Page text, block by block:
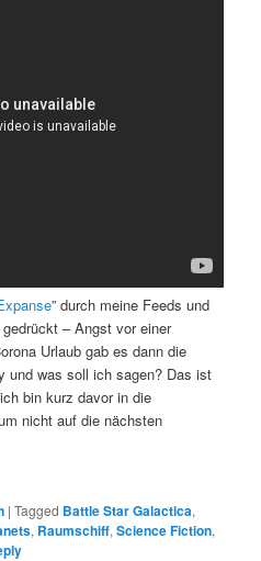
” durch meine Feeds und
– Angst vor einer
Urlaub gab es dann die
und was soll ich sagen? Das ist
bin kurz davor in die
nicht auf die nächsten
|Tagged Battle Star Galactica,
, Raumschiff,Science Fiction,